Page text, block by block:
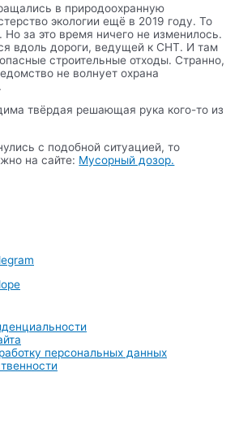
в природоохранную
экологии ещё в 2019 году. То
Но за это время ничего не изменилось.
вдоль дороги, ведущей к СНТ. И там
строительные отходы. Странно,
не волнует охрана
твёрдая решающая рука кого-то из
с подобной ситуацией, то
на сайте: Мусорный дозор.
персональных данных